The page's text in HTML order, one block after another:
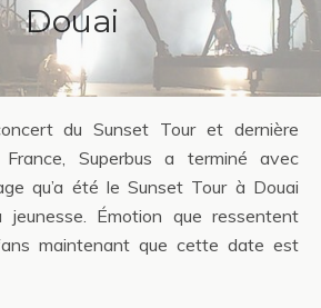
Douai
du Sunset Tour et dernière
Superbus a terminé avec
qu’a été le Sunset Tour à Douai
Émotion que ressentent
maintenant que cette date est